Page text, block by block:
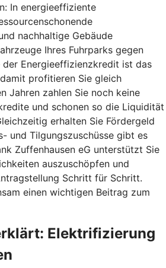
In energieeffiziente
nachhaltige Gebäude
Ihres Fuhrparks gegen
der Energieeffizienzkredit ist das
profitieren Sie gleich
Jahren zahlen Sie noch keine
und schonen so die Liquidität
erhalten Sie Fördergeld
und Tilgungszuschüsse gibt es
Zuffenhausen eG unterstützt Sie
auszuschöpfen und
Schritt für Schritt.
einen wichtigen Beitrag zum
Elektrifizierung